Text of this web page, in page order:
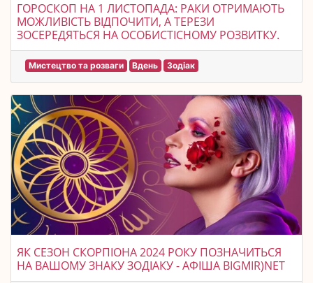
ГОРОСКОП НА 1 ЛИСТОПАДА: РАКИ ОТРИМАЮТЬ
МОЖЛИВІСТЬ ВІДПОЧИТИ, А ТЕРЕЗИ
ЗОСЕРЕДЯТЬСЯ НА ОСОБИСТІСНОМУ РОЗВИТКУ.
Мистецтво та розваги Вдень Зодіак
ЯК СЕЗОН СКОРПІОНА 2024 РОКУ ПОЗНАЧИТЬСЯ
НА ВАШОМУ ЗНАКУ ЗОДІАКУ - АФІША BIGMIR)NET